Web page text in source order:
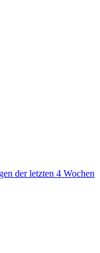
der letzten 4 Wochen